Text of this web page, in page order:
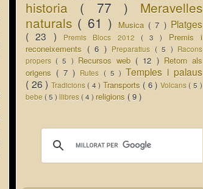
historia ( 77 ) Meravelles
naturals ( 61 ) Musica ( 7 ) Platges
( 23 )
Premis Blocs 2012 ( 3 ) Premis i
reconeixements ( 6 ) Preparatius ( 5 ) Racons
propers ( 5 ) Recursos web ( 12 ) Retorn als
origens ( 7 ) Rutes ( 5 ) Temples i palaus
( 26 ) Tradicions ( 4 ) Transports ( 6 ) Volcans ( 5 )
bebe ( 5 ) llibres ( 4 ) religions ( 9 )